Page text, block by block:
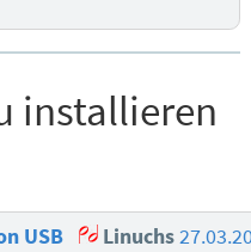
installieren
USB Linuchs